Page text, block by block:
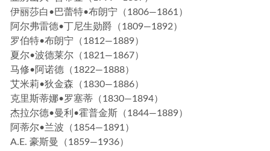
伊丽莎白•巴蕾特•布朗宁（1806—1861）
阿尔弗雷德•丁尼生勋爵（1809—1892）
罗伯特•布朗宁（1812—1889）
夏尔•波德莱尔（1821—1867）
马修•阿诺德（1822—1888）
艾米莉•狄金森（1830—1886）
克里斯蒂娜•罗塞蒂（1830—1894）
杰拉尔德•曼利•霍普金斯（1844—1889）
阿蒂尔•兰波（1854—1891）
A.E. 豪斯曼（1859—1936）